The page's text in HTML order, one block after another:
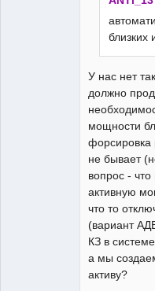
близких
У нас нет
должно
мощности
форсировка
не бывает
вопрос -
активную
что то
(вариант
КЗ в
а мы
активу?